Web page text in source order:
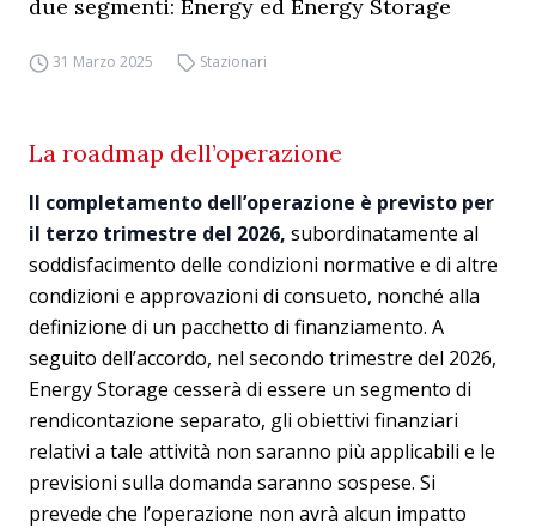
due segmenti: Energy ed Energy Storage
31 Marzo 2025 Stazionari
La roadmap dell’operazione
Il completamento dell’operazione è previsto per
il terzo trimestre del 2026, subordinatamente al
soddisfacimento delle condizioni normative e di altre
condizioni e approvazioni di consueto, nonché alla
definizione di un pacchetto di finanziamento. A
seguito dell’accordo, nel secondo trimestre del 2026,
Energy Storage cesserà di essere un segmento di
rendicontazione separato, gli obiettivi finanziari
relativi a tale attività non saranno più applicabili e le
previsioni sulla domanda saranno sospese. Si
prevede che l’operazione non avrà alcun impatto